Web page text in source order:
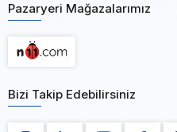
Pazaryeri Mağazalarımız
Bizi Takip Edebilirsiniz